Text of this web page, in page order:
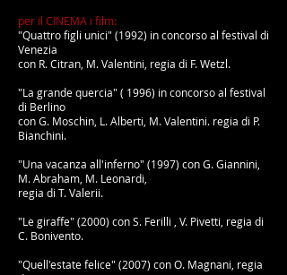
per il CINEMA i film:
"Quattro figli unici" (1992) in concorso al festival di
Venezia
con R. Citran, M. Valentini, regia di F. Wetzl.
"La grande quercia" ( 1996) in concorso al festival
di Berlino
con G. Moschin, L. Alberti, M. Valentini. regia di P.
Bianchini.
"Una vacanza all'inferno" (1997) con G. Giannini,
M. Abraham, M. Leonardi,
regia di T. Valerii.
"Le giraffe" (2000) con S. Ferilli , V. Pivetti, regia di
C. Bonivento.
"Quell'estate felice" (2007) con O. Magnani, regia